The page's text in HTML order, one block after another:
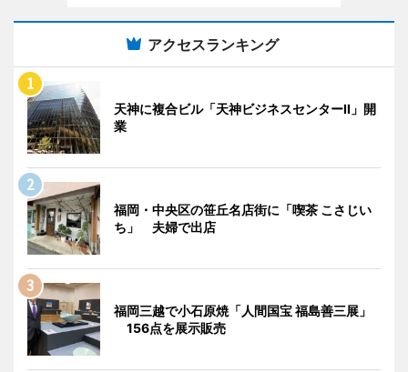
アクセスランキング
天神に複合ビル「天神ビジネスセンターII」開
業
福岡・中央区の笹丘名店街に「喫茶 こさじい
ち」 夫婦で出店
福岡三越で小石原焼「人間国宝 福島善三展」
156点を展示販売